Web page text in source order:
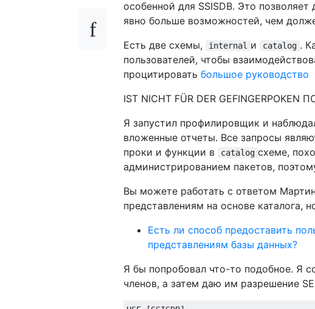
особенной для SSISDB. Это
явно больше возможностей, чем
Есть две схемы,
internal и catalog .
пользователей, чтобы
процитировать большое руководство
IST NICHT FÜR DER GEFINGERPOKEN
Я запустил профилировщик и
вложенные отчеты. Все запросы
проки и функции в
catalog схеме,
администрированием пакетов,
Вы можете работать с ответом
представлениям на основе каталога,
Есть ли способ предоставить
представлениям базы данных?
Я бы попробовал что-то подобное. Я
членов, а затем даю им разрешение